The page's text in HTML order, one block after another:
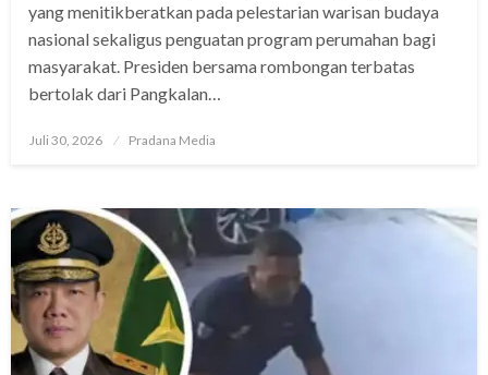
yang menitikberatkan pada pelestarian warisan budaya
nasional sekaligus penguatan program perumahan bagi
masyarakat. Presiden bersama rombongan terbatas
bertolak dari Pangkalan…
Juli 30, 2026 Pradana Media